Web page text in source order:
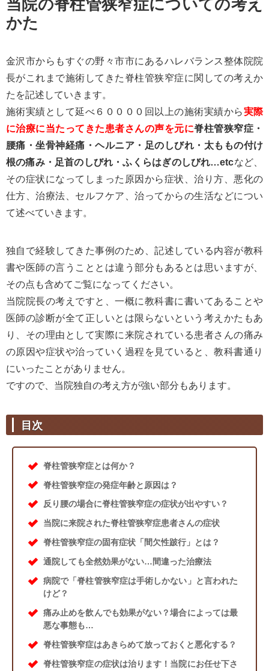
当院の脊柱管狭窄症についての考え
かた
金沢市からもすぐの野々市市にあるハレバランス整体院院
長がこれまで施術してきた脊柱管狭窄症に関しての考えか
たを記述していきます。
施術実績として延べ６００００回以上の施術実績から実際
に治療に当たってきた患者さんの声を元に脊柱管狭窄症・
腰痛・坐骨神経痛・ヘルニア・足のしびれ・太ももの付け
根の痛み・足首のしびれ・ふくらはぎのしびれ…etcなど、
その症状になってしまった原因から症状、治り方、悪化の
仕方、治療法、セルフケア、治ってからの生活などについ
て述べていきます。
独自で経験してきた事例のため、記述している内容が教科
書や医師の言うこととは違う部分もあるとは思いますが、
その点も含めてご覧になってください。
当院院長の考えですと、一概に教科書に書いてあることや
医師の診断が全て正しいとは限らないという考えかたもあ
り、その理由として実際に来院されている患者さんの痛み
の原因や症状や治っていく過程を見ていると、教科書通り
にいったことがありません。
ですので、当院独自の考え方が強い部分もあります。
目次
脊柱管狭窄症とは何か？
脊柱管狭窄症の発症年齢と原因は？
反り腰の場合に脊柱管狭窄症の症状が出やすい？
当院に来院された脊柱管狭窄症患者さんの症状
脊柱管狭窄症の固有症状「間欠性跛行」とは？
通院しても全然効果がない…間違った治療法
病院で「脊柱管狭窄症は手術しかない」と言われた
けど？
痛み止めを飲んでも効果がない？場合によっては最
悪な事態も…
脊柱管狭窄症はあきらめて放っておくと悪化する？
脊柱管狭窄症の症状は治ります！当院にお任せ下さ